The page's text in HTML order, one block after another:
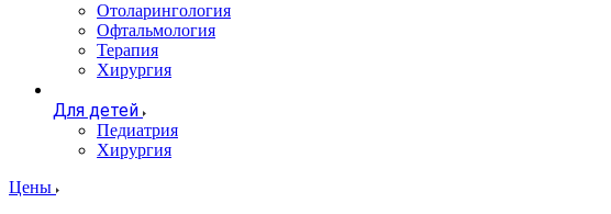
Отоларингология
Офтальмология
Терапия
Хирургия
Для детей
Педиатрия
Хирургия
Цены